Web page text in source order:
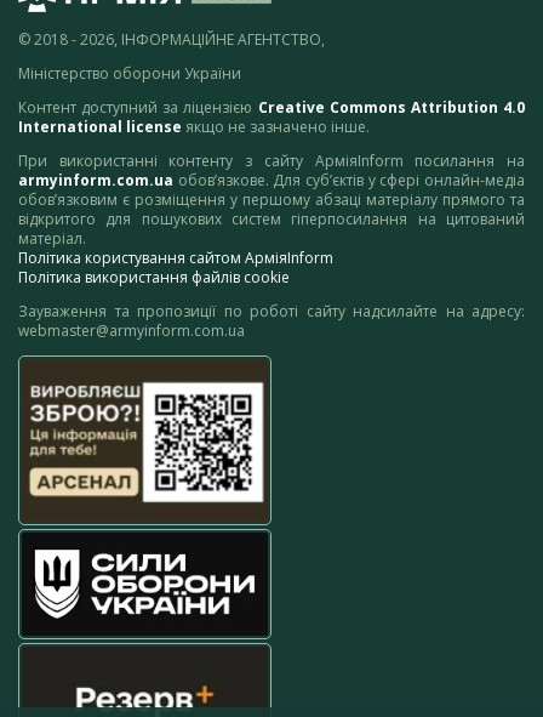
© 2018 - 2026, ІНФОРМАЦІЙНЕ АГЕНТСТВО,
Міністерство оборони України
Контент доступний за ліцензією Creative Commons Attribution 4.0
International license якщо не зазначено інше.
При використанні контенту з сайту АрміяInform посилання на
armyinform.com.ua обов’язкове. Для суб’єктів у сфері онлайн-медіа
обов’язковим є розміщення у першому абзаці матеріалу прямого та
відкритого для пошукових систем гіперпосилання на цитований
матеріал.
Політика користування сайтом АрміяInform
Політика використання файлів cookie
Зауваження та пропозиції по роботі сайту надсилайте на адресу:
webmaster@armyinform.com.ua